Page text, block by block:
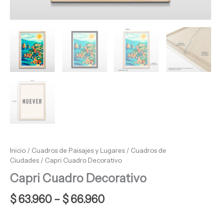
Inicio / Cuadros de Paisajes y Lugares / Cuadros de
Ciudades / Capri Cuadro Decorativo
Capri Cuadro Decorativo
$63.960 – $66.960